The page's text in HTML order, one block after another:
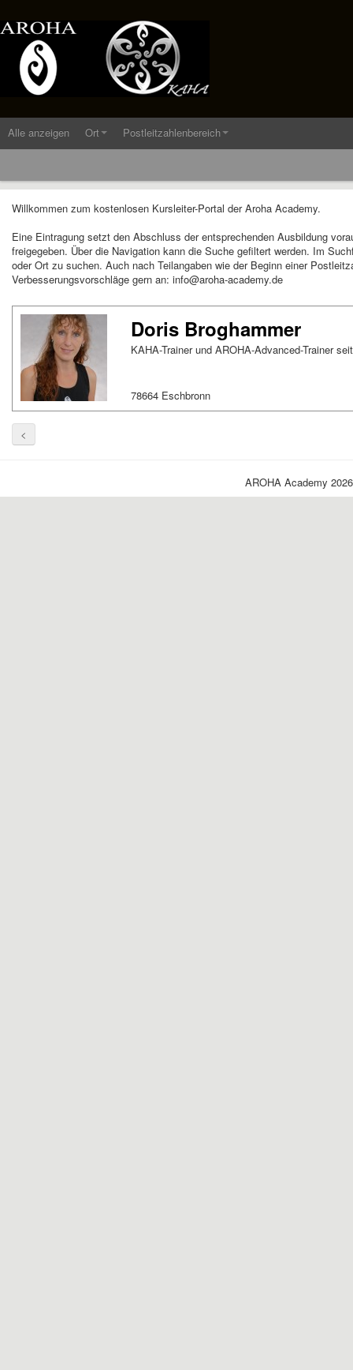
Alle anzeigen Ort Postleitzahlenbereich
Willkommen zum kostenlosen Kursleiter-Portal der Aroha Academy.
Eine Eintragung setzt den Abschluss der entsprechenden Ausbildung
freigegeben. Über die Navigation kann die Suche gefiltert werden. Im
oder Ort zu suchen. Auch nach Teilangaben wie der Beginn einer
Verbesserungsvorschläge gern an: info@aroha-academy.de
Doris Broghammer
KAHA-Trainer und AROHA-Advanced-Trainer
78664 Eschbronn
<
AROHA Academy